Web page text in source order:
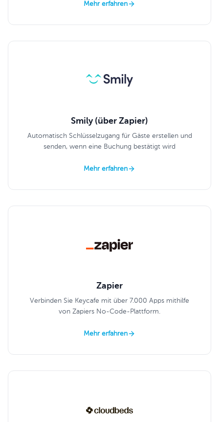
Mehr erfahren
Smily (über Zapier)
Automatisch Schlüsselzugang für Gäste erstellen und
senden, wenn eine Buchung bestätigt wird
Mehr erfahren
Zapier
Verbinden Sie Keycafe mit über 7.000 Apps mithilfe
von Zapiers No-Code-Plattform.
Mehr erfahren